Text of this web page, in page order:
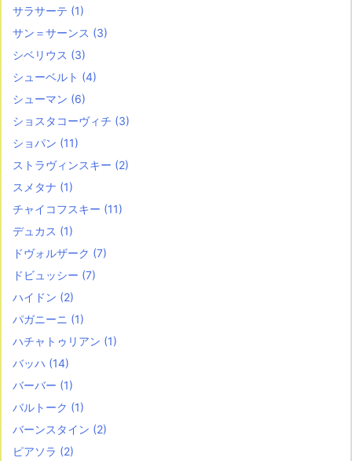
サラサーテ (1)
サン＝サーンス (3)
シベリウス (3)
シューベルト (4)
シューマン (6)
ショスタコーヴィチ (3)
ショパン (11)
ストラヴィンスキー (2)
スメタナ (1)
チャイコフスキー (11)
デュカス (1)
ドヴォルザーク (7)
ドビュッシー (7)
ハイドン (2)
パガニーニ (1)
ハチャトゥリアン (1)
バッハ (14)
バーバー (1)
バルトーク (1)
バーンスタイン (2)
ピアソラ (2)